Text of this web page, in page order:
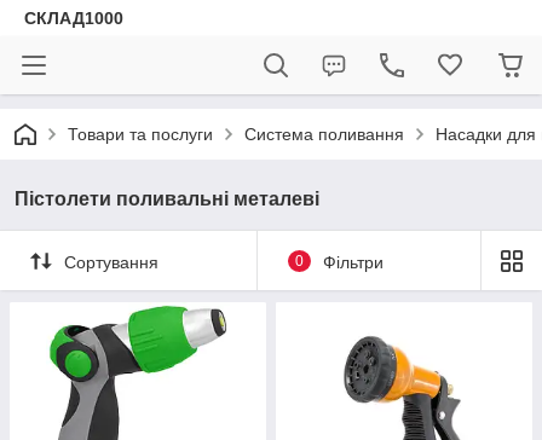
СКЛАД1000
Товари та послуги Система поливання Насадки для
Пістолети поливальні металеві
Сортування 0 Фільтри